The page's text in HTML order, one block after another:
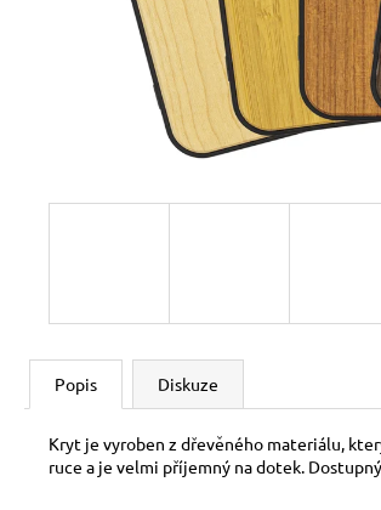
Popis Diskuze
Kryt je vyroben z dřevěného materiálu,
ruce a je velmi příjemný na dotek.